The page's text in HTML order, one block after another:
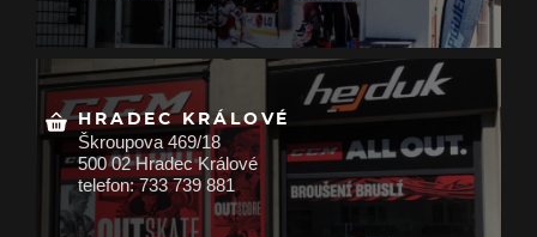
HRADEC KRÁLOVÉ
Škroupova 469/18
500 02 Hradec Králové
telefon: 733 739 881